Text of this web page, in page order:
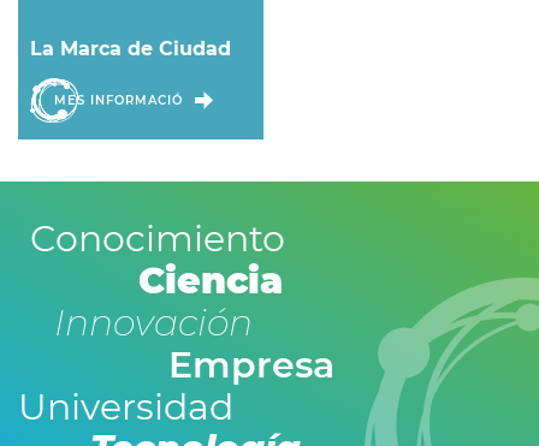
La Marca de Ciudad
MES INFORMACIÓ
Conocimiento
Ciencia
Innovación
Empresa
Universidad